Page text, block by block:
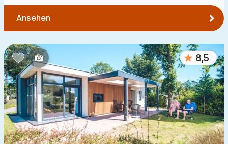
Schlafzimmern:
1 2 3 4 5
Badezimmer:
1 2 3 4 5
Ansehen
8,5